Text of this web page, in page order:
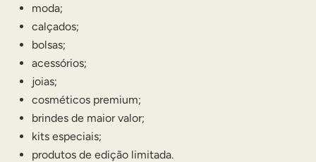
moda;
calçados;
bolsas;
acessórios;
joias;
cosméticos premium;
brindes de maior valor;
kits especiais;
produtos de edição limitada.